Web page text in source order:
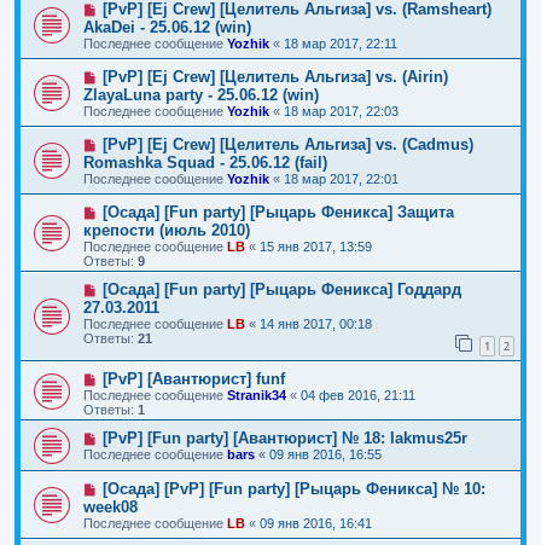
[PvP] [Ej Crew] [Целитель Альгиза] vs. (Ramsheart)
AkaDei - 25.06.12 (win)
Последнее сообщение Yozhik « 18 мар 2017, 22:11
[PvP] [Ej Crew] [Целитель Альгиза] vs. (Airin)
ZlayaLuna party - 25.06.12 (win)
Последнее сообщение Yozhik « 18 мар 2017, 22:03
[PvP] [Ej Crew] [Целитель Альгиза] vs. (Cadmus)
Romashka Squad - 25.06.12 (fail)
Последнее сообщение Yozhik « 18 мар 2017, 22:01
[Осада] [Fun party] [Рыцарь Феникса] Защита
крепости (июль 2010)
Последнее сообщение LB « 15 янв 2017, 13:59
Ответы: 9
[Осада] [Fun party] [Рыцарь Феникса] Годдард
27.03.2011
Последнее сообщение LB « 14 янв 2017, 00:18
Ответы: 21 1 2
[PvP] [Авантюрист] funf
Последнее сообщение Stranik34 « 04 фев 2016, 21:11
Ответы: 1
[PvP] [Fun party] [Авантюрист] № 18: lakmus25r
Последнее сообщение bars « 09 янв 2016, 16:55
[Осада] [PvP] [Fun party] [Рыцарь Феникса] № 10:
week08
Последнее сообщение LB « 09 янв 2016, 16:41